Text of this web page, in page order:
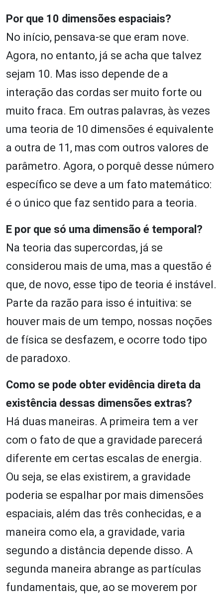
Por que 10 dimensões espaciais?
No início, pensava-se que eram nove.
Agora, no entanto, já se acha que talvez
sejam 10. Mas isso depende de a
interação das cordas ser muito forte ou
muito fraca. Em outras palavras, às vezes
uma teoria de 10 dimensões é equivalente
a outra de 11, mas com outros valores de
parâmetro. Agora, o porquê desse número
específico se deve a um fato matemático:
é o único que faz sentido para a teoria.
E por que só uma dimensão é temporal?
Na teoria das supercordas, já se
considerou mais de uma, mas a questão é
que, de novo, esse tipo de teoria é instável.
Parte da razão para isso é intuitiva: se
houver mais de um tempo, nossas noções
de física se desfazem, e ocorre todo tipo
de paradoxo.
Como se pode obter evidência direta da
existência dessas dimensões extras?
Há duas maneiras. A primeira tem a ver
com o fato de que a gravidade parecerá
diferente em certas escalas de energia.
Ou seja, se elas existirem, a gravidade
poderia se espalhar por mais dimensões
espaciais, além das três conhecidas, e a
maneira como ela, a gravidade, varia
segundo a distância depende disso. A
segunda maneira abrange as partículas
fundamentais, que, ao se moverem por